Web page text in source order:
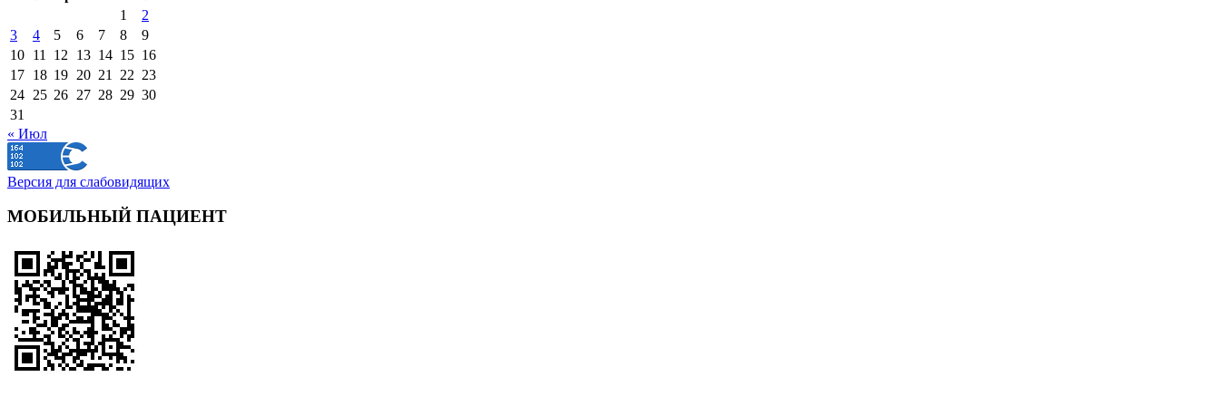
1
2
3
4 5 6 7 8
9
10 11 12 13 14 15 16
17 18 19 20 21 22 23
24 25 26 27 28 29 30
31
« Июл
Версия для слабовидящих
МОБИЛЬНЫЙ ПАЦИЕНТ